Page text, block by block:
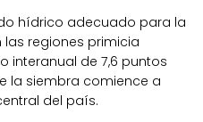
hídrico adecuado para la
regiones primicia
interanual de 7,6 puntos
la siembra comience a
del país.